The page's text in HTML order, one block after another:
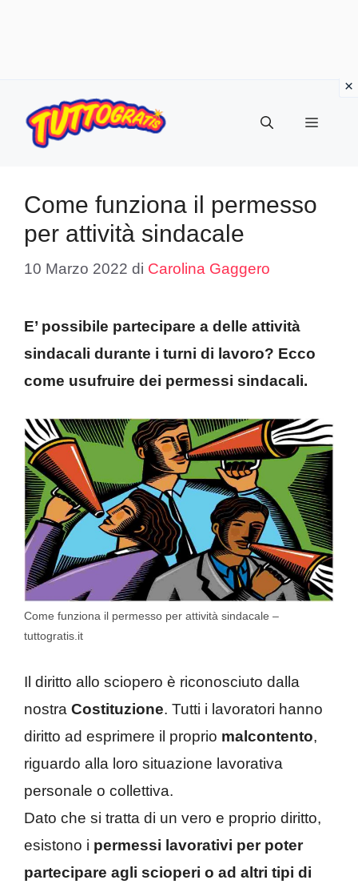
contenuto
Menu
Come funziona il permesso
per attività sindacale
10 Marzo 2022 di Carolina Gaggero
E’ possibile partecipare a delle attività
sindacali durante i turni di lavoro? Ecco
come usufruire dei permessi sindacali.
Come funziona il permesso per attività sindacale –
tuttogratis.it
Il diritto allo sciopero è riconosciuto dalla
nostra Costituzione. Tutti i lavoratori hanno
diritto ad esprimere il proprio malcontento,
riguardo alla loro situazione lavorativa
personale o collettiva.
Dato che si tratta di un vero e proprio diritto,
esistono i permessi lavorativi per poter
partecipare agli scioperi o ad altri tipi di